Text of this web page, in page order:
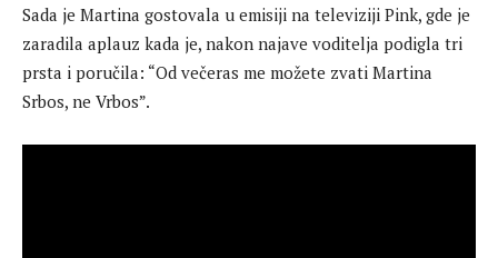
Sada je Martina gostovala u emisiji na televiziji Pink, gde je
zaradila aplauz kada je, nakon najave voditelja podigla tri
prsta i poručila: “Od večeras me možete zvati Martina
Srbos, ne Vrbos”.